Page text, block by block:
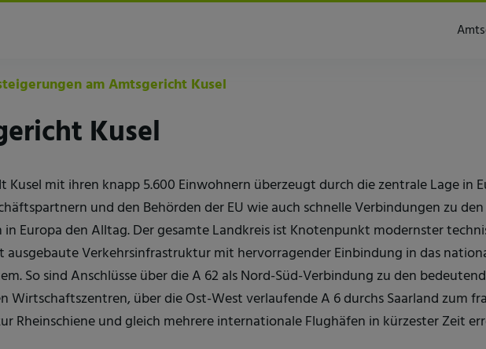
am Amtsgericht Kusel
Kusel
Kusel mit ihren knapp 5.600 Einwohnern überzeugt durch die zentrale Lage in
und den Behörden der EU wie auch schnelle Verbindungen zu
Europa den Alltag. Der gesamte Landkreis ist Knotenpunkt modernster
ausgebaute Verkehrsinfrastruktur mit hervorragender Einbindung in das
So sind Anschlüsse über die A 62 als Nord-Süd-Verbindung zu den
Wirtschaftszentren, über die Ost-West verlaufende A 6 durchs Saarland zum
Rheinschiene und gleich mehrere internationale Flughäfen in kürzester Zeit